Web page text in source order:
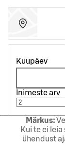
Kuupäev
Inimeste arv
Märkus:
Kui te ei
ühendust